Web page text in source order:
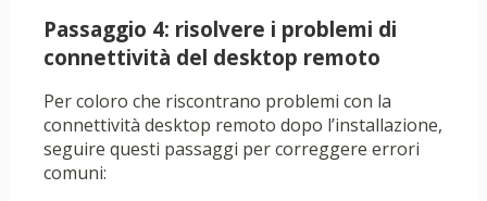
Passaggio 4: risolvere i problemi di
connettività del desktop remoto
Per coloro che riscontrano problemi con la
connettività desktop remoto dopo l’installazione,
seguire questi passaggi per correggere errori
comuni: